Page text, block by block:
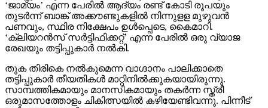
‘ജാമ്യം’ എന്ന പേരില്‍ ആദ്യം രണ്ട് കോടി രൂപയും
തുടര്‍ന്ന് ബാങ്ക് അക്കൗണ്ടുകളില്‍ നിന്നുളള മുഴുവന്‍
പണവും, സ്ഥിര നിക്ഷേപം ഉള്‍പ്പെടെ, കൈമാറി.
‘ക്ലിയറന്‍സ് സര്‍ട്ടിഫിക്കറ്റ്’ എന്ന പേരില്‍ ഒരു വ്യാജ
രേഖയും തട്ടിപ്പുകാര്‍ നല്‍കി.
തുക തിരികെ നല്‍കുമെന്ന വാഗ്ദാനം പാലിക്കാതെ
തട്ടിപ്പുകാര്‍ തീയതികള്‍ മാറ്റിനില്‍ക്കുകയായിരുന്നു.
സാമ്പത്തികമായും മാനസികമായും തകര്‍ന്ന സ്ത്രീ
ഒരുമാസത്തോളം ചികിത്സയില്‍ കഴിയേണ്ടിവന്നു. പിന്നീട്